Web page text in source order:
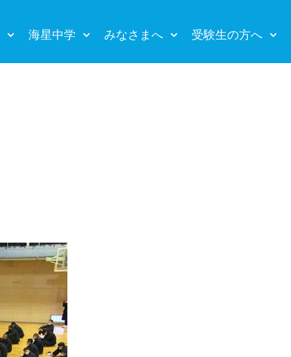
海星中学 みなさまへ 受験生の方へ